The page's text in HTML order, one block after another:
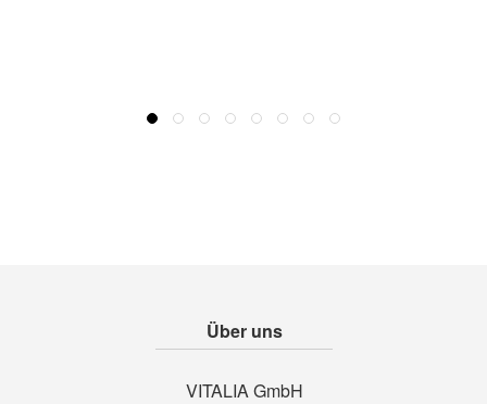
Über uns
VITALIA GmbH